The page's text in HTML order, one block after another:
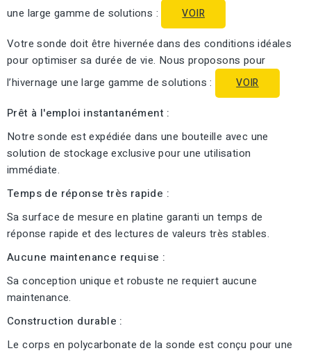
une large gamme de solutions : VOIR
Votre sonde doit être hivernée dans des conditions idéales
pour optimiser sa durée de vie. Nous proposons pour
l’hivernage une large gamme de solutions :
VOIR
Prêt à l'emploi instantanément :
Notre sonde est expédiée dans une bouteille avec une
solution de stockage exclusive pour une utilisation
immédiate.
Temps de réponse très rapide :
Sa surface de mesure en platine garanti un temps de
réponse rapide et des lectures de valeurs très stables.
Aucune maintenance requise :
Sa conception unique et robuste ne requiert aucune
maintenance.
Construction durable :
Le corps en polycarbonate de la sonde est conçu pour une